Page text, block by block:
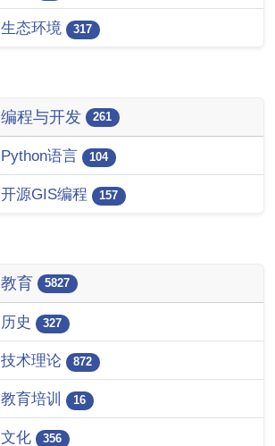
生态环境 317
编程与开发 261
Python语言 104
开源GIS编程 157
教育 5827
历史 327
技术理论 872
教育培训 16
文化 356